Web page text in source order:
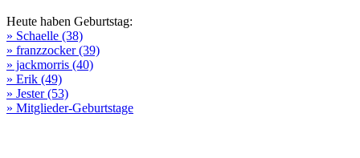
Heute haben Geburtstag:
» Schaelle (38)
» franzzocker (39)
» jackmorris (40)
» Erik (49)
» Jester (53)
» Mitglieder-Geburtstage